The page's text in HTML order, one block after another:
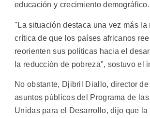
educación y crecimiento demográfico.
"La situación destaca una vez más la
crítica de que los países africanos
reorienten sus políticas hacia el
la reducción de pobreza", sostuvo el
No obstante, Djibril Diallo, director
asuntos públicos del Programa de
Unidas para el Desarrollo, dijo que la